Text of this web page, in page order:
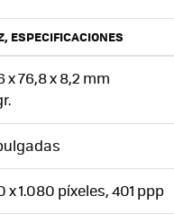
ESPECIFICACIONES
x 76,8 x 8,2 mm
x 1.080 píxeles, 401 ppp